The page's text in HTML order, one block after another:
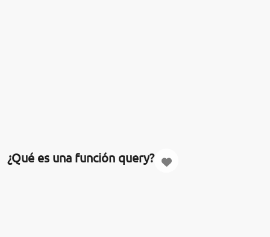
¿Qué es una función query?